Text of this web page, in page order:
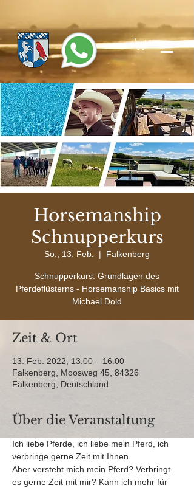
Horsemanship
Schnupperkurs
So., 13. Feb.
  |
Falkenberg
Schnupperkurs: Grundlagen des
Pferdeflüsterns - Horsemanship Basics mit
Michael Dold
Zeit & Ort
13. Feb. 2022, 13:00 – 16:00
Falkenberg, Moosweg 45, 84326
Falkenberg, Deutschland
Über die Veranstaltung
Ich liebe Pferde, ich liebe mein Pferd, ich
verbringe gerne Zeit mit Ihnen.
Aber versteht mich mein Pferd? Verbringt
es gerne Zeit mit mir? Kann ich mehr für